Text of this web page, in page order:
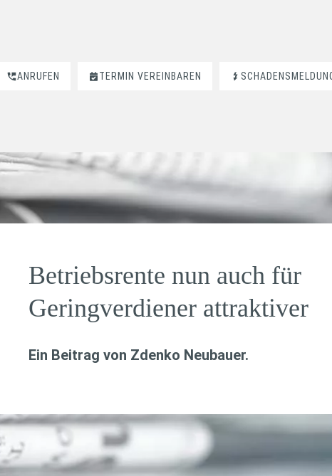
ANRUFEN TERMIN VEREINBAREN
Betriebsrente nun auch für
Geringverdiener attraktiver
Ein Beitrag von Zdenko Neubauer.